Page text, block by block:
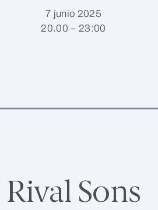
7 junio 2025
20.00 – 23:00
Rival Sons